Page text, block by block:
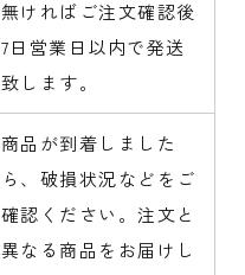
無ければご注文確認後
7日営業日以内で発送
致します。
商品が到着しました
ら、破損状況などをご
確認ください。注文と
異なる商品をお届けし